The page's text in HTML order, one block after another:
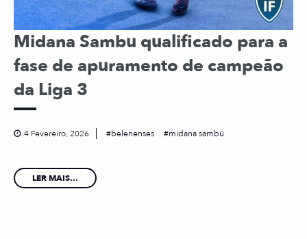
Midana Sambu qualificado para a
fase de apuramento de campeão
da Liga 3
4 Fevereiro, 2026 belenenses midana sambú
LER MAIS...